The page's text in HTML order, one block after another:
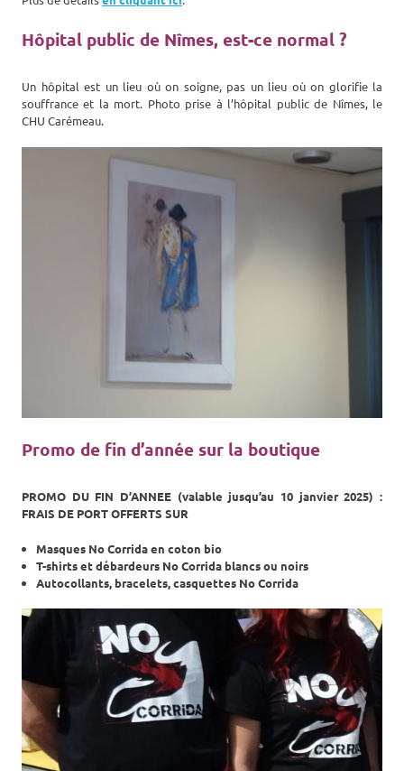
Hôpital public de Nîmes, est-ce normal ?
Un hôpital est un lieu où on soigne, pas un lieu où on glorifie la
souffrance et la mort. Photo prise à l’hôpital public de Nîmes, le
CHU Carémeau.
Promo de fin d’année sur la boutique
PROMO DU FIN D’ANNEE (valable jusqu’au 10 janvier 2025) :
FRAIS DE PORT OFFERTS SUR
Masques No Corrida en coton bio
T-shirts et débardeurs No Corrida blancs ou noirs
Autocollants, bracelets, casquettes No Corrida